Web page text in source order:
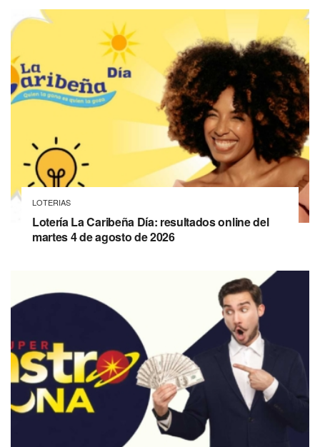
LOTERIAS
Lotería La Caribeña Día: resultados online del
martes 4 de agosto de 2026